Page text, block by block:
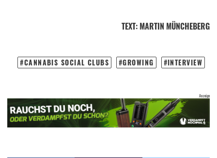
TEXT: MARTIN MÜNCHEBERG
CANNABIS SOCIAL CLUBS GROWING INTERVIEW